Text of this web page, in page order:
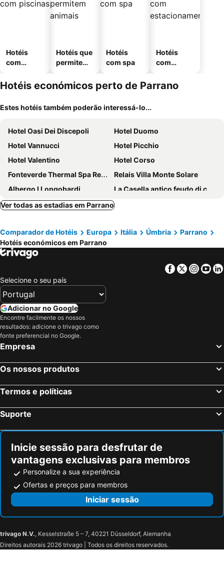
Hotéis
com
Hotéis que
permitem
Hotéis
com spa
Hotéis
com
mento
Hotéis económicos perto de Parrano
Estes hotéis também poderão interessá-lo...
Hotel Oasi Dei Discepoli
Hotel Duomo
Hotel Vannucci
Hotel Picchio
Hotel Valentino
Hotel Corso
Fonteverde Thermal Spa Resort Tuscany - The Leading Hotels of the World
Relais Villa Monte Solare
Albergo I Longobardi
La Casella antico feudo di campagna
Hotel Il Focolare
Borgo San Faustino
Ver todas as estadias em Parrano
Comparador de Hotéis Europa Itália Úmbria
Parrano
Hotéis económicos em Parrano
Facebook
Twitter
Selecione o seu país
Adicionar no Google
Encontre facilmente os nossos
resultados: adicione o trivago como
fonte preferencial no Google.
Empresa
Os nossos produtos
Termos e políticas
Suporte
Inicie sessão para desfrutar de
vantagens exclusivas para membros
Personalize a sua experiência
Ofertas e preços para membros
Iniciar sessão
trivago N.V., Kesselstraße 5 – 7, 40221 Düsseldorf, Alemanha
Direitos autorais 2026 trivago | Todos os direitos reservados.